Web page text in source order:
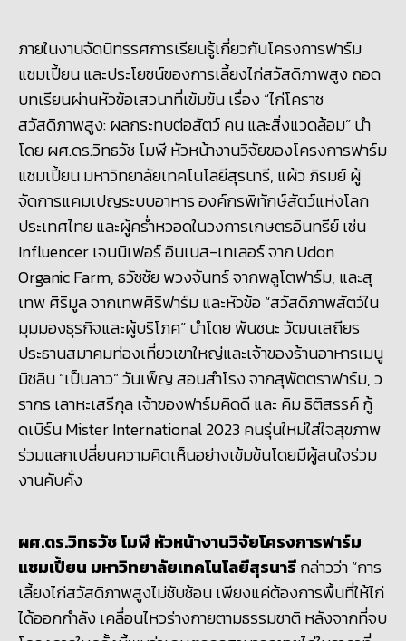
ภายในงานจัดนิทรรศการเรียนรู้เกี่ยวกับโครงการฟาร์ม
แชมเปี้ยน และประโยชน์ของการเลี้ยงไก่สวัสดิภาพสูง ถอด
บทเรียนผ่านหัวข้อเสวนาที่เข้มข้น เรื่อง “ไก่โคราช
สวัสดิภาพสูง: ผลกระทบต่อสัตว์ คน และสิ่งแวดล้อม” นำ
โดย ผศ.ดร.วิทธวัช โมฬี หัวหน้างานวิจัยของโครงการฟาร์ม
แชมเปี้ยน มหาวิทยาลัยเทคโนโลยีสุรนารี, แผ้ว ภิรมย์ ผู้
จัดการแคมเปญระบบอาหาร องค์กรพิทักษ์สัตว์แห่งโลก
ประเทศไทย และผู้คร่ำหวอดในวงการเกษตรอินทรีย์ เช่น
Influencer เจนนิเฟอร์ อินเนส-เทเลอร์ จาก Udon
Organic Farm, ธวัชชัย พวงจันทร์ จากพลูโตฟาร์ม, และสุ
เทพ ศิริมูล จากเทพศิริฟาร์ม และหัวข้อ “สวัสดิภาพสัตว์ใน
มุมมองธุรกิจและผู้บริโภค” นำโดย พันชนะ วัฒนเสถียร
ประธานสมาคมท่องเที่ยวเขาใหญ่และเจ้าของร้านอาหารเมนู
มิชลิน “เป็นลาว” วันเพ็ญ สอนสำโรง จากสุพัตตราฟาร์ม, ว
รากร เลาหะเสรีกุล เจ้าของฟาร์มคิดดี และ คิม ธิติสรรค์ กู้
ดเบิร์น Mister International 2023 คนรุ่นใหม่ใส่ใจสุขภาพ
ร่วมแลกเปลี่ยนความคิดเห็นอย่างเข้มข้นโดยมีผู้สนใจร่วม
งานคับคั่ง
ผศ.ดร.วิทธวัช โมฬี หัวหน้างานวิจัยโครงการฟาร์ม
แชมเปี้ยน มหาวิทยาลัยเทคโนโลยีสุรนารีกล่าวว่า “การ
เลี้ยงไก่สวัสดิภาพสูงไม่ซับซ้อน เพียงแค่ต้องการพื้นที่ให้ไก่
ได้ออกกำลัง เคลื่อนไหวร่างกายตามธรรมชาติ หลังจากที่จบ